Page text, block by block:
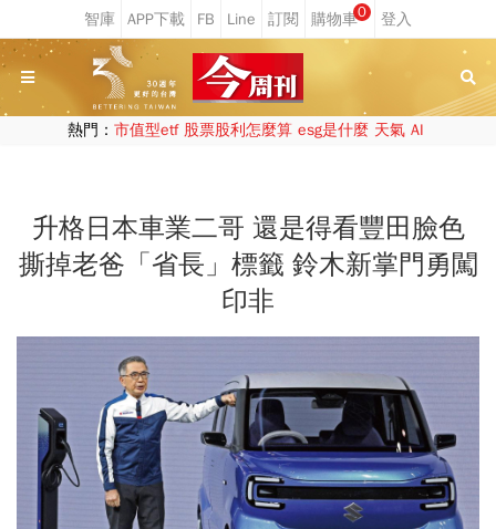
0
熱門： 市值型etf 股票股利怎麼算 esg是什麼 天氣 AI
升格日本車業二哥 還是得看豐田臉色
撕掉老爸「省長」標籤 鈴木新掌門勇闖
印非